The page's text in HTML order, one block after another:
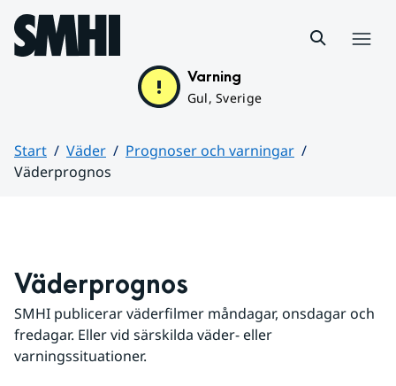
Hoppa till sidans innehåll
Varning
Gul, Sverige
Start Väder
Prognoser och varningar
Väderprognos
Väderprognos
SMHI publicerar väderfilmer måndagar, onsdagar och
fredagar. Eller vid särskilda väder- eller
varningssituationer.